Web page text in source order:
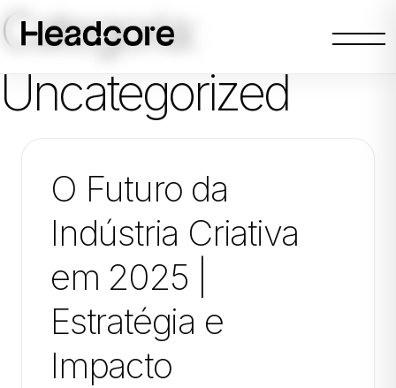
Abrir
Categoria:
Uncategorized
O Futuro da
Indústria Criativa
em 2025 |
Estratégia e
Impacto